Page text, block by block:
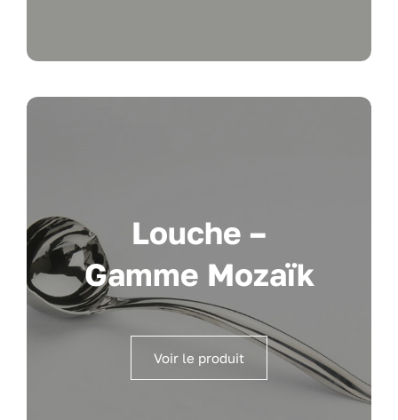
Louche –
Gamme Mozaïk
Voir le produit